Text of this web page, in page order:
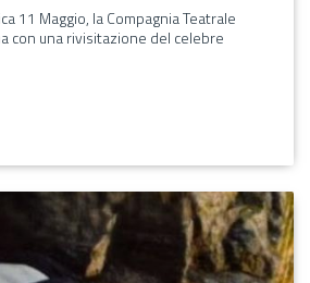
11 Maggio, la Compagnia Teatrale
con una rivisitazione del celebre